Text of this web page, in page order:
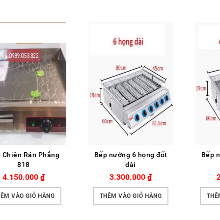
Chiên Rán Phẳng
818
4.150.000 ₫
VÀO GIỎ HÀNG
Bếp nướng 6 họng đốt
dài
3.300.000 ₫
THÊM VÀO GIỎ HÀNG
Bếp